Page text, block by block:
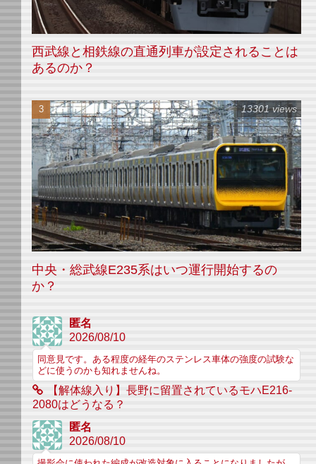
西武線と相鉄線の直通列車が設定されることは
あるのか？
中央・総武線E235系はいつ運行開始するの
か？
13301 views
匿名
2026/08/10
同意見です。ある程度の経年のステンレス車体の強度の試験な
どに使うのかも知れませんね。
【解体線入り】長野に留置されているモハE216-
2080はどうなる？
匿名
2026/08/10